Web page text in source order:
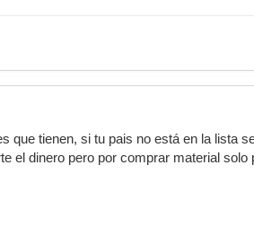
que tienen, si tu pais no está en la lista
el dinero pero por comprar material